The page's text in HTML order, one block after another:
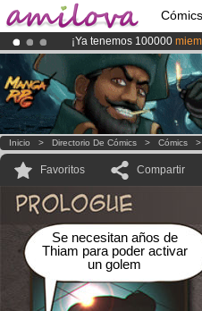
¡Ya tenemos 100000
¡Conviertete en Premium
El Kickstarter Amilova
Inicio > Directorio De Cómics > Cómics
Favoritos Compartir
Se necesitan años de
Thiam para poder activar
un golem